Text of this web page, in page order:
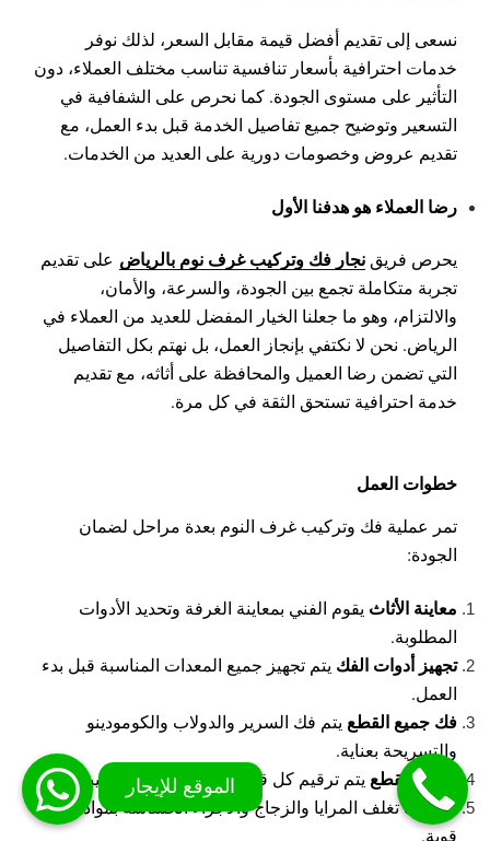
نسعى إلى تقديم أفضل قيمة مقابل السعر، لذلك نوفر
خدمات احترافية بأسعار تنافسية تناسب مختلف العملاء، دون
التأثير على مستوى الجودة. كما نحرص على الشفافية في
التسعير وتوضيح جميع تفاصيل الخدمة قبل بدء العمل، مع
تقديم عروض وخصومات دورية على العديد من الخدمات.
رضا العملاء هو هدفنا الأول
يحرص فريق نجار فك وتركيب غرف نوم بالرياض على تقديم
تجربة متكاملة تجمع بين الجودة، والسرعة، والأمان،
والالتزام، وهو ما جعلنا الخيار المفضل للعديد من العملاء في
الرياض. نحن لا نكتفي بإنجاز العمل، بل نهتم بكل التفاصيل
التي تضمن رضا العميل والمحافظة على أثاثه، مع تقديم
خدمة احترافية تستحق الثقة في كل مرة.
خطوات العمل
تمر عملية فك وتركيب غرف النوم بعدة مراحل لضمان
الجودة:
معاينة الأثاث يقوم الفني بمعاينة الغرفة وتحديد الأدوات
المطلوبة.
تجهيز أدوات الفك يتم تجهيز جميع المعدات المناسبة قبل بدء
العمل.
فك جميع القطع يتم فك السرير والدولاب والكومودينو
والتسريحة بعناية.
ترقيم القطع يتم ترقيم كل قطعة لتسهيل إعادة تركيبها.
التغليفتغلف المرايا والزجاج والأجزاء الحساسة بمواد حماية
قوية.